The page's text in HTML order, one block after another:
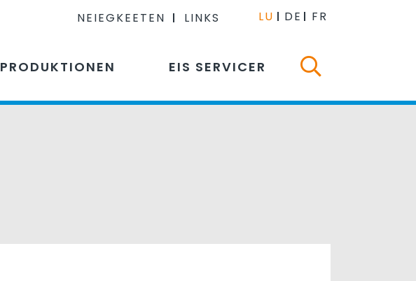
NEIEGKEETEN LINKS LU DE FR
PRODUKTIONEN EIS SERVICER